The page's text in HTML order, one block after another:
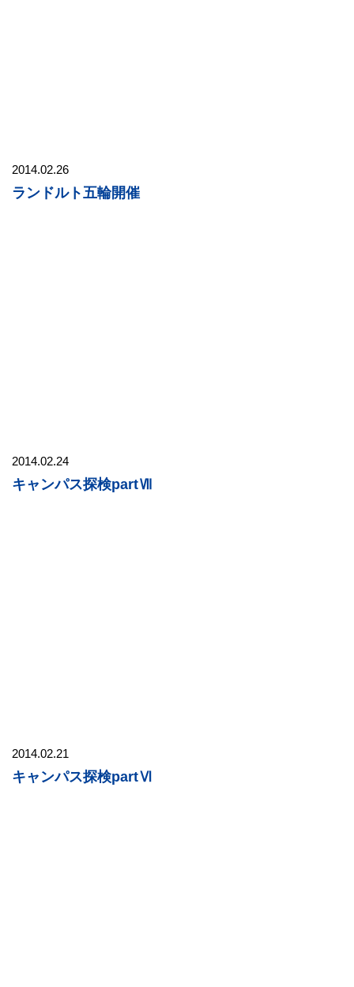
2014.02.26
ランドルト五輪開催
2014.02.24
キャンパス探検partⅦ
2014.02.21
キャンパス探検partⅥ